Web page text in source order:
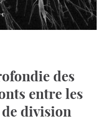
des
entre les
division